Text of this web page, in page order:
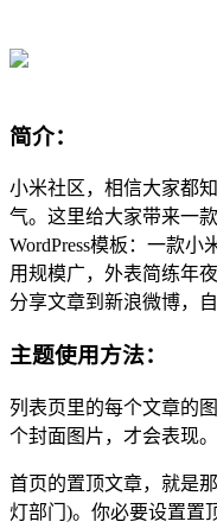
简介：
小米社区，相信大家都
气。这里给大家带来一
WordPress模板：一款小
用规模广，外表简练年
分享文章到新浪微博，
主题使用方法：
列表页里的每个文章的
个封面图片，才会表现
首页的置顶文章，就是
灯部门)。你必要设置置